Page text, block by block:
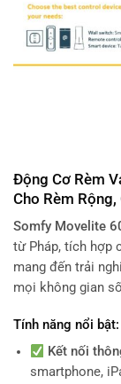
Động Cơ Rèm
Cho Rèm
Somfy Movelite
từ Pháp, tích hợp
mang đến trải
mọi không gian
Tính năng nổi bật:
Kết nối
smartphone,